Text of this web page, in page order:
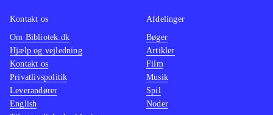
Kontakt os
Om Bibliotek.dk
Hjælp og vejledning
Kontakt os
Privatlivspolitik
Leverandører
English
Afdelinger
Bøger
Artikler
Film
Musik
Spil
Noder